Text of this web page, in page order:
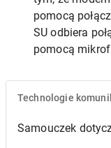
pomocą
SU odbiera
pomocą
Technologie
Samouczek